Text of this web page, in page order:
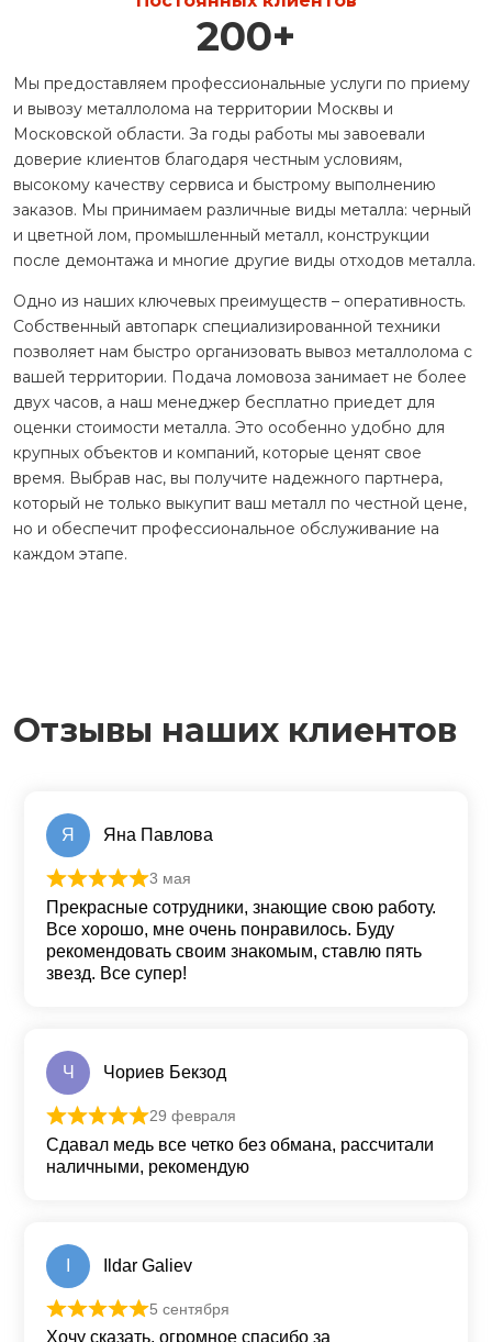
200+
Мы предоставляем профессиональные услуги по приему
и вывозу металлолома на территории Москвы и
Московской области. За годы работы мы завоевали
доверие клиентов благодаря честным условиям,
высокому качеству сервиса и быстрому выполнению
заказов. Мы принимаем различные виды металла: черный
и цветной лом, промышленный металл, конструкции
после демонтажа и многие другие виды отходов металла.
Одно из наших ключевых преимуществ – оперативность.
Собственный автопарк специализированной техники
позволяет нам быстро организовать вывоз металлолома с
вашей территории. Подача ломовоза занимает не более
двух часов, а наш менеджер бесплатно приедет для
оценки стоимости металла. Это особенно удобно для
крупных объектов и компаний, которые ценят свое
время. Выбрав нас, вы получите надежного партнера,
который не только выкупит ваш металл по честной цене,
но и обеспечит профессиональное обслуживание на
каждом этапе.
Отзывы наших клиентов
Я Яна Павлова
Оценка
3 мая
Прекрасные сотрудники, знающие свою работу.
Все хорошо, мне очень понравилось. Буду
рекомендовать своим знакомым, ставлю пять
звезд. Все супер!
Ч Чориев Бекзод
Оценка из 5
29 февраля
Сдавал медь все четко без обмана, рассчитали
наличными, рекомендую
Ildar Galiev
Оценка
5 сентября
Хочу сказать, огромное спасибо за